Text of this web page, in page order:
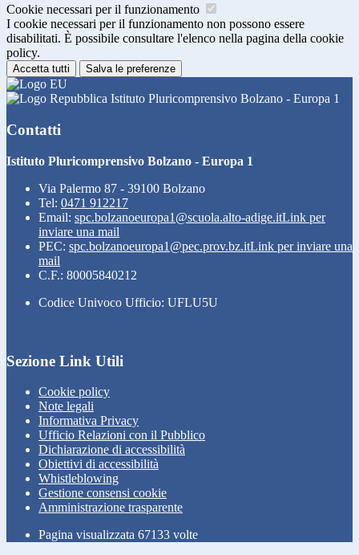
Cookie necessari per il funzionamento
I cookie necessari per il funzionamento non possono essere
disabilitati. È possibile consultare l'elenco nella pagina della cookie
policy.
Accetta tutti Salva le preferenze
Istituto Pluricomprensivo Bolzano - Europa 1
Contatti
Istituto Pluricomprensivo Bolzano - Europa 1
Via Palermo 87 - 39100 Bolzano
Tel: 0471 912217
Email: spc.bolzanoeuropa1@scuola.alto-adige.itLink per
inviare una mail
PEC: spc.bolzanoeuropa1@pec.prov.bz.itLink per inviare una
mail
C.F.: 80005840212
Codice Univoco Ufficio: UFLU5U
Sezione Link Utili
Cookie policy
Note legali
Informativa Privacy
Ufficio Relazioni con il Pubblico
Dichiarazione di accessibilità
Obiettivi di accessibilità
Whistleblowing
Gestione consensi cookie
Amministrazione trasparente
Pagina visualizzata 67133 volte